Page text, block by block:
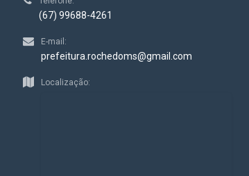
(67) 99688-4261
E-mail:
prefeitura.rochedoms@gmail.com
Localização: